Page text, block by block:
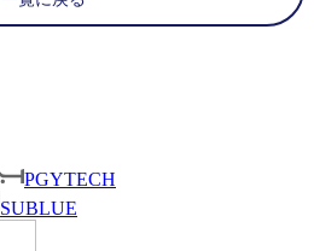
PGYTECH
SUBLUE